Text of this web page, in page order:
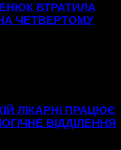
ВТРАТИЛА
ЧЕТВЕРТОМУ
ЛІКАРНІ ПРАЦЮЄ
ВІДДІЛЕННЯ